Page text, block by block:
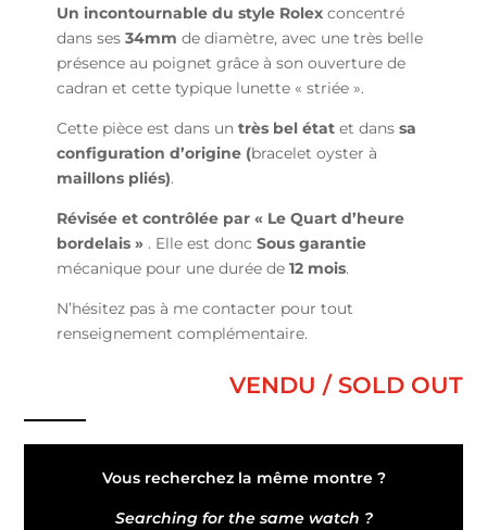
Un incontournable du style Rolex concentré
dans ses34mm de diamètre, avec une très belle
présence au poignet grâce à son ouverture de
cadran et cette typique lunette « striée ».
Cette pièce est dans untrès bel état et dans sa
configuration d’origine (bracelet oyster à
maillons pliés).
Révisée et contrôlée par « Le Quart d’heure
bordelais » . Elle est donc Sous garantie
mécanique pour une durée de12 mois.
N’hésitez pas à me contacter pour tout
renseignement complémentaire.
VENDU / SOLD OUT
Vous recherchez la même montre ?
Searching for the same watch ?